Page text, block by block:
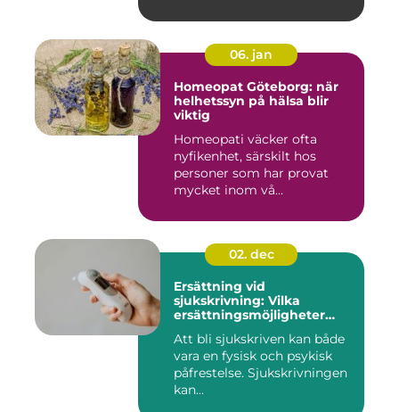
06. jan
Homeopat Göteborg: när
helhetssyn på hälsa blir
viktig
Homeopati väcker ofta
nyfikenhet, särskilt hos
personer som har provat
mycket inom vå...
02. dec
Ersättning vid
sjukskrivning: Vilka
ersättningsmöjligheter
Att bli sjukskriven kan både
vara en fysisk och psykisk
påfrestelse. Sjukskrivningen
kan...